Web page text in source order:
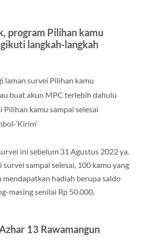
program Pilihan kamu
langkah-langkah
laman survei Pilihan kamu
buat akun MPC terlebih dahulu
Pilihan kamu sampai selesai
‘Kirim’
ini sebelum 31 Agustus 2022 ya.
survei sampai selesai, 100 kamu yang
mendapatkan hadiah berupa saldo
masing senilai Rp 50.000.
13 Rawamangun